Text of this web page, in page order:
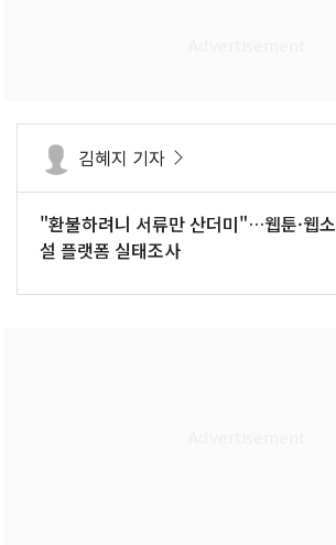
김혜지 기자
"환불하려니 서류만 산더미"…웹툰·웹소
설 플랫폼 실태조사